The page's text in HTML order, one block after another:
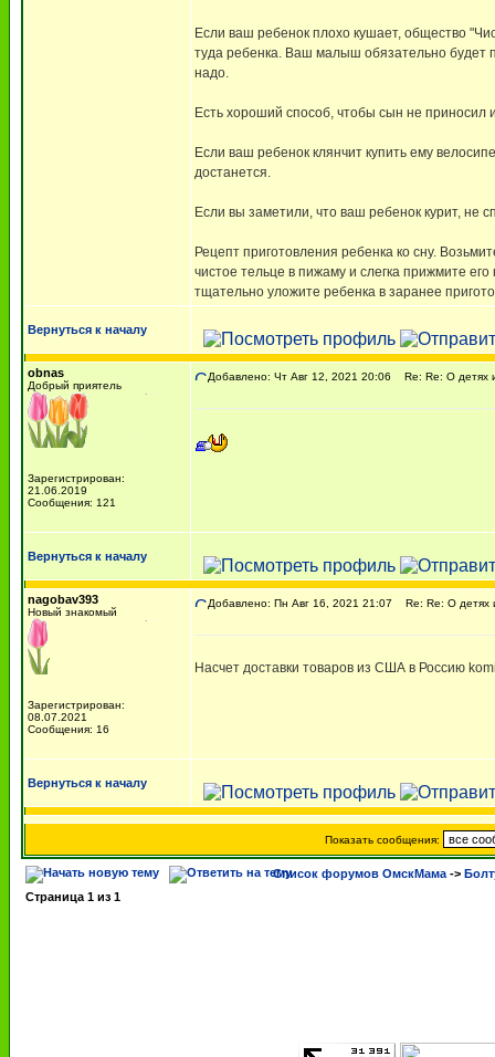
Если ваш ребенок плохо кушает, общество
туда ребенка. Ваш малыш обязательно будет
надо.
Есть хороший способ, чтобы сын не приносил
Если ваш ребенок клянчит купить ему
достанется.
Если вы заметили, что ваш ребенок курит, не
Рецепт приготовления ребенка ко сну.
чистое тельце в пижаму и слегка прижмите
тщательно уложите ребенка в заранее
Вернуться к началу
obnas
Добрый приятель
Зарегистрирован:
21.06.2019
Сообщения: 121
Добавлено: Чт Авг 12, 2021 20:06 Re: Re: О детях
Вернуться к началу
nagobav393
Новый знакомый
Зарегистрирован:
08.07.2021
Сообщения: 16
Добавлено: Пн Авг 16, 2021 21:07 Re: Re: О детях
Насчет доставки товаров из США в Россию
Вернуться к началу
Показать сообщения:
Список форумов ОмскМама ->
Страница 1 из 1